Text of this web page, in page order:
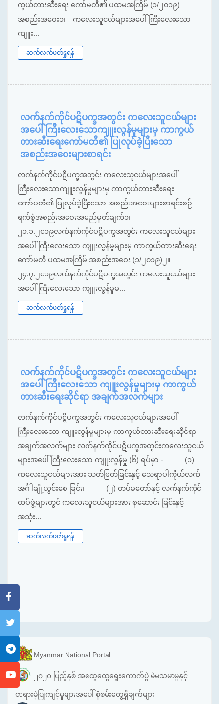
ကွယ်တားဆီးရေး ကော်မတီ၏ ပထမအကြိမ် (၁/၂၀၁၉)
အစည်းအဝေး၁။ ကလေးသူငယ်များအပေါ် ကြီးလေးသော
ကျူး...
ဆက်လက်ဖတ်ရှုရန်
လက်နက်ကိုင်ပဋိပက္ခအတွင်း ကလေးသူငယ်များ
အပေါ် ကြီးလေးသောကျူးလွန်မှုများမှ ကာကွယ်
တားဆီးရေးကော်မတီ၏ ပြုလုပ်ခဲ့ပြီးသော
အစည်းအဝေးများစာရင်း
လက်နက်ကိုင်ပဋိပက္ခအတွင်း ကလေးသူငယ်များအပေါ်
ကြီးလေးသောကျူးလွန်မှုများမှ ကာကွယ်တားဆီးရေး
ကော်မတီ၏ ပြုလုပ်ခဲ့ပြီးသော အစည်းအဝေးများစာရင်းစဉ်
ရက်စွဲအစည်းအဝေးအမည်မှတ်ချက်၁။
၂၁.၁.၂၀၁၉လက်နက်ကိုင်ပဋိပက္ခအတွင်း ကလေးသူငယ်များ
အပေါ်ကြီးလေးသော ကျူးလွန်မှုများမှ ကာကွယ်တားဆီးရေး
ကော်မတီ ပထမအကြိမ် အစည်းအဝေး (၁/၂၀၁၉)၂။
၂၄.၇.၂၀၁၉လက်နက်ကိုင်ပဋိပက္ခအတွင်း ကလေးသူငယ်များ
အပေါ်ကြီးလေးသော ကျူးလွန်မှုမ...
ဆက်လက်ဖတ်ရှုရန်
လက်နက်ကိုင်ပဋိပက္ခအတွင်း ကလေးသူငယ်များ
အပေါ် ကြီးလေးသော ကျူးလွန်မှုများမှ ကာကွယ်
တားဆီးရေးဆိုင်ရာ အချက်အလက်များ
လက်နက်ကိုင်ပဋိပက္ခအတွင်း ကလေးသူငယ်များအပေါ်
ကြီးလေးသော ကျူးလွန်မှုများမှ ကာကွယ်တားဆီးရေးဆိုင်ရာ
အချက်အလက်များ လက်နက်ကိုင်ပဋိပက္ခအတွင်းကလေးသူငယ်
များအပေါ် ကြီးလေးသော ကျူးလွန်မှု (၆) ရပ်မှာ - (၁)
ကလေးသူငယ်များအား သတ်ဖြတ်ခြင်းနှင့် သေရာပါကိုယ်လက်
အင်္ဂါချို့ယွင်းစေ ခြင်း၊ (၂) တပ်မတော်နှင့် လက်နက်ကိုင်
တပ်ဖွဲ့များတွင် ကလေးသူငယ်များအား စုဆောင်း ခြင်းနှင့်
အသုံး...
ဆက်လက်ဖတ်ရှုရန်
Myanmar National Portal
၂၀၂၀ ပြည့်နှစ် အထွေထွေရွေးကောက်ပွဲ မဲမသမာမှုနှင့်
တရားမဲ့ပြုကျင့်မှုများအပေါ် စုံစမ်းတွေ့ရှိချက်များ